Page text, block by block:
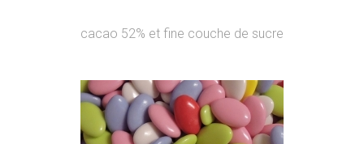
cacao 52% et fine couche de sucre